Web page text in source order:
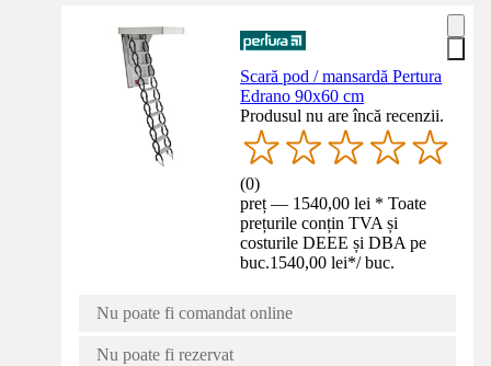
Scară pod / mansardă Pertura
Edrano 90x60 cm
Produsul nu are încă recenzii.
(0)
preț — 1540,00 lei * Toate
prețurile conțin TVA și
costurile DEEE și DBA pe
buc.1540,00 lei*/ buc.
Nu poate fi comandat online
Nu poate fi rezervat